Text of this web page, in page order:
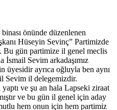
önünde düzenlenen
Hüseyin Sevinç” Partimizde
Bu gün partimize il genel meclis
İsmail Sevim arkadaşımız
üyesidir ayrıca oğluyla ben aynı
Sevim il delegemizdir.
ve şu an hala Lapseki ziraat
ve bu gün il genel için aday
hem onun için hem partimiz